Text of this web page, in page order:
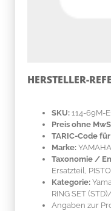
HERSTELLER-
SKU: 114-69M-
Preis ohne
TARIC-Code
Marke: YAMAHA
Taxonomie /
Ersatzteil,
Kategorie:
RING SET
Angaben zur